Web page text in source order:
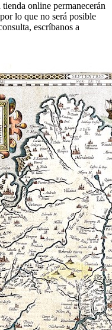
online permanecerán
lo que no será posible
escríbanos a